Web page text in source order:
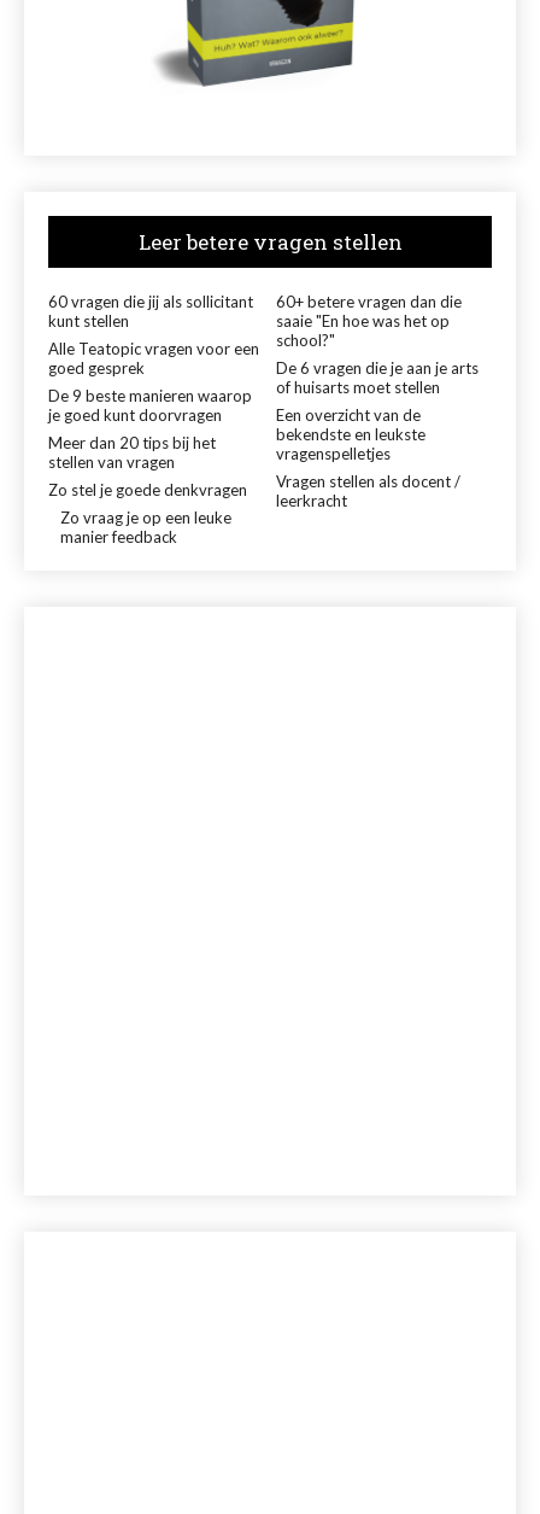
Leer betere vragen stellen
60 vragen die jij als sollicitant
kunt stellen
60+ betere vragen dan die
saaie "En hoe was het op
school?"
Alle Teatopic vragen voor een
goed gesprek
De 6 vragen die je aan je arts
of huisarts moet stellen
De 9 beste manieren waarop
je goed kunt doorvragen
Een overzicht van de
bekendste en leukste
vragenspelletjes
Meer dan 20 tips bij het
stellen van vragen
Vragen stellen als docent /
leerkracht
Zo stel je goede denkvragen
Zo vraag je op een leuke
manier feedback